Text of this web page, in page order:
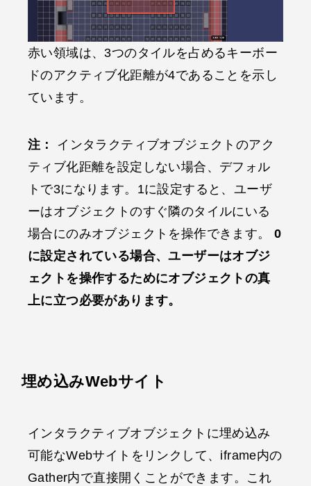
赤い領域は、3つのタイルを占めるキーボー
ドのアクティブ化距離が4であることを示し
ています。
注：
インタラクティブオブジェクトのアク
ティブ化距離を設定しない場合、デフォル
トで3になります。1に設定すると、ユーザ
ーはオブジェクトのすぐ隣のタイルにいる
場合にのみオブジェクトを操作できます。
0
に設定されている場合、ユーザーはオブジ
ェクトを操作するためにオブジェクトの真
上に立つ必要があります。
埋め込みWebサイト
インタラクティブオブジェクトに埋め込み
可能なWebサイトをリンクして、iframe内の
Gather内で直接開くことができます。これ